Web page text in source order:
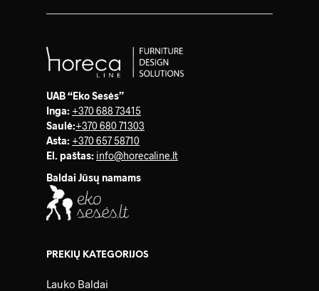
UAB “Eko Sesės”
Inga: +370 688 73415
Saulė:+370 680 71303
Asta: +370 657 58710
El. paštas: info@horecaline.lt
Baldai Jūsų namams
PREKIŲ KATEGORIJOS
Lauko Baldai